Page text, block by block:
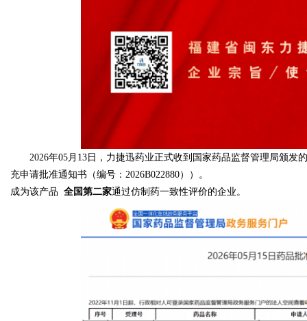
2026年05月13日，力捷迅药业正式收到国家药品监督管理局颁发
充申请批准通知书（编号：2026B022880））。
成为该产品 全国第二家通过仿制药一致性评价的企业。